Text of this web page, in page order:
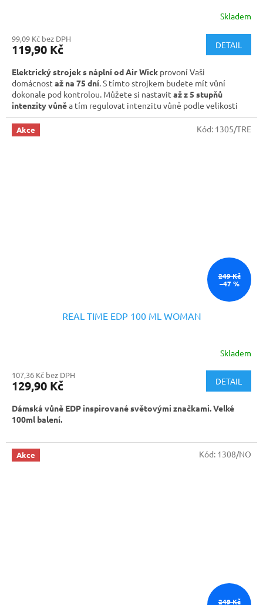
Skladem
99,09 Kč bez DPH
119,90 Kč DETAIL
Elektrický strojek s náplní od Air Wick provoní Vaši
domácnost až na 75 dní. S tímto strojkem budete mít vůní
dokonale pod kontrolou. Můžete si nastavit až z 5 stupňů
intenzity vůněa tím regulovat intenzitu vůně podle velikosti
místnosti nebo podle toho, zda se zrovna nacházíte doma či ne.
Akce
249 Kč
–47 %
REAL TIME EDP 100 ML WOMAN
Skladem
107,36 Kč bez DPH
129,90 Kč DETAIL
Dámská vůně EDP inspirované světovými značkami. Velké
100ml balení.
Kód: 1305/TRE
Akce
249 Kč
Kód: 1308/NO